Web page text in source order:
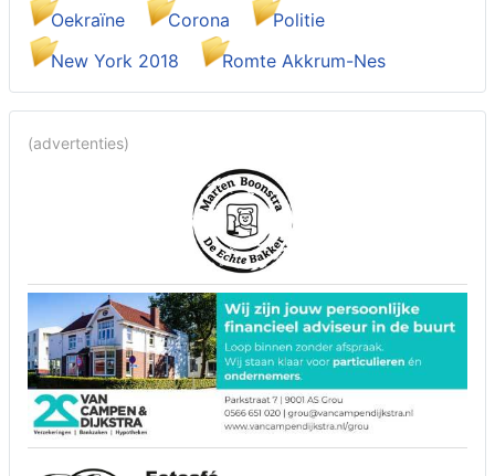
Oekraïne
Corona
Politie
New York 2018
Romte Akkrum-Nes
(advertenties)